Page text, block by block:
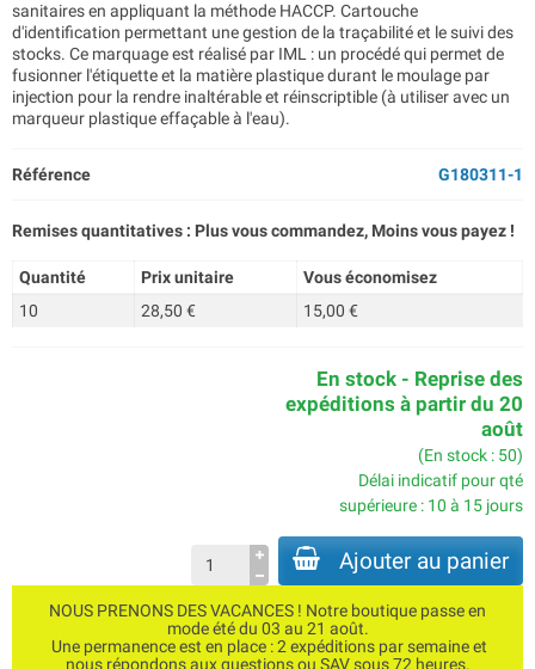
sanitaires en appliquant la méthode HACCP. Cartouche
d'identification permettant une gestion de la traçabilité et le suivi des
stocks. Ce marquage est réalisé par IML : un procédé qui permet de
fusionner l'étiquette et la matière plastique durant le moulage par
injection pour la rendre inaltérable et réinscriptible (à utiliser avec un
marqueur plastique effaçable à l'eau).
Référence G180311-1
Remises quantitatives : Plus vous commandez, Moins vous payez !
Quantité Prix unitaire
Vous économisez
10
28,50 € 15,00 €
En stock - Reprise des
expéditions à partir du 20
août
(En stock : 50)
Délai indicatif pour qté
supérieure : 10 à 15 jours
Ajouter au panier
NOUS PRENONS DES VACANCES ! Notre boutique passe en
mode été du 03 au 21 août.
Une permanence est en place : 2 expéditions par semaine et
nous répondons aux questions ou SAV sous 72 heures.